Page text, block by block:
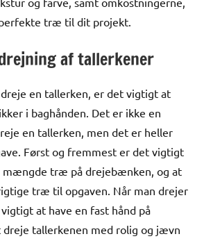
træ til dit projekt.
af tallerkener
en tallerken, er det vigtigt at
i baghånden. Det er ikke en
en tallerken, men det er heller
Først og fremmest er det vigtigt
mængde træ på drejebænken, og at
træ til opgaven. Når man drejer
at have en fast hånd på
tallerkenen med rolig og jævn